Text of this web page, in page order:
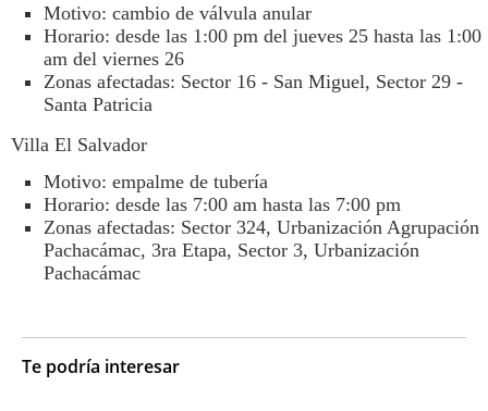
Motivo: cambio de válvula anular
Horario: desde las 1:00 pm del jueves 25 hasta las 1:00
am del viernes 26
Zonas afectadas: Sector 16 - San Miguel, Sector 29 -
Santa Patricia
Villa El Salvador
Motivo: empalme de tubería
Horario: desde las 7:00 am hasta las 7:00 pm
Zonas afectadas: Sector 324, Urbanización Agrupación
Pachacámac, 3ra Etapa, Sector 3, Urbanización
Pachacámac
Te podría interesar